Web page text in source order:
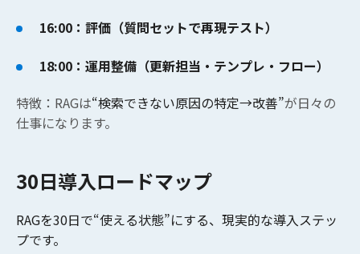
16:00：評価（質問セットで再現テスト）
18:00：運用整備（更新担当・テンプレ・フロー）
特徴：RAGは“検索できない原因の特定→改善”が日々の
仕事になります。
30日導入ロードマップ
RAGを30日で“使える状態”にする、現実的な導入ステッ
プです。